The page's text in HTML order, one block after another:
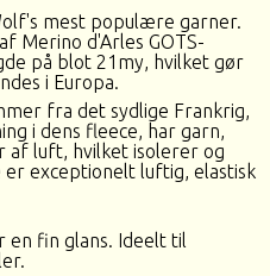
mest populære garner.
Merino d'Arles GOTS-
på blot 21my, hvilket gør
i Europa.
fra det sydlige Frankrig,
i dens fleece, har garn,
af luft, hvilket isolerer og
exceptionelt luftig, elastisk
en fin glans. Ideelt til